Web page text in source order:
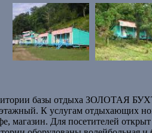
базы отдыха ЗОЛОТАЯ
К услугам отдыхающих
магазин. Для посетителей